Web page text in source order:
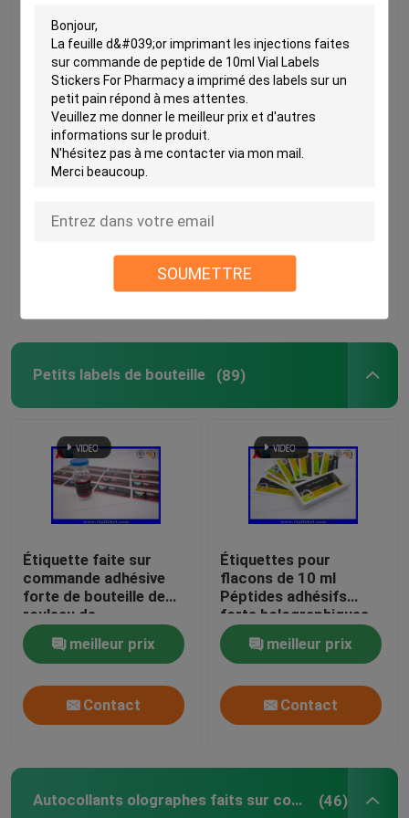
SOUMETTRE
Produits
Au sujet de nous
Visite d'usine
Contrôle de qualité
Contactez-nous
Demandez une citation
labels de la fiole 10mL
Petits labels de bouteille
Hologramme imprimant
10ml Vial Boxes For
Methenolone Enanthate
meilleur prix
imprimé 10 ml Fiole
Petits labels de bouteille (89)
Étiquette faite sur
commande adhésive
forte de bouteille de
rouleau de
l'hologramme 2ml pour
des peptides
meilleur prix
Contact
Étiquettes pour
flacons de 10 ml
Péptides adhésifs
forts holographiques
Étiquettes pour
flacons
pharmaceutiques
25x60 mm
meilleur prix
Contact
Autocollants olographes faits sur commande (46)